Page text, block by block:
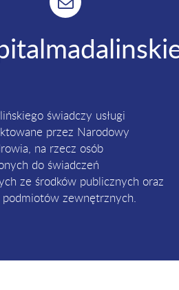
świadczy usługi
przez Narodowy
na rzecz osób
do świadczeń
ze środków publicznych oraz
podmiotów zewnętrznych.